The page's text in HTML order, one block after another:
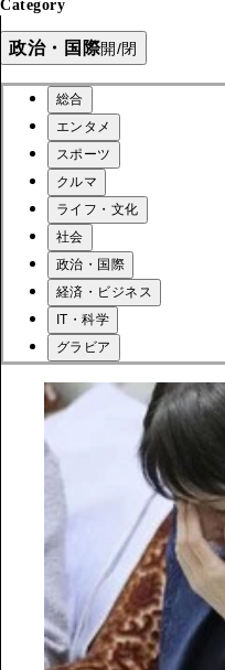
Category
政治・国際開/閉
総合
エンタメ
スポーツ
クルマ
ライフ・文化
社会
政治・国際
経済・ビジネス
IT・科学
グラビア